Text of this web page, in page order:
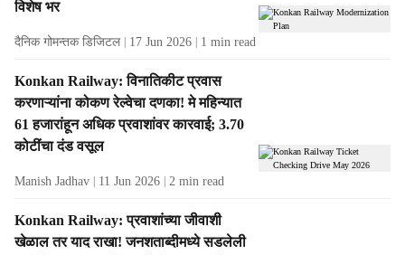
विशेष भर
दैनिक गोमन्तक डिजिटल 17 Jun 2026 1 min read
Konkan Railway: विनातिकीट प्रवास
करणाऱ्यांना कोकण रेल्वेचा दणका! मे महिन्यात
61 हजारांहून अधिक प्रवाशांवर कारवाई; 3.70
कोटींचा दंड वसूल
Manish Jadhav 11 Jun 2026 2 min read
Konkan Railway: प्रवाशांच्या जीवाशी
खेळाल तर याद राखा! जनशताब्दीमध्ये सडलेली